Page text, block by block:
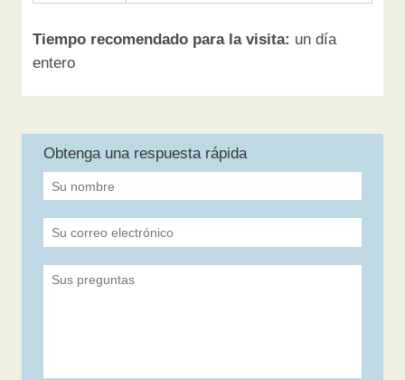
Tiempo recomendado para la visita: un día
entero
Obtenga una respuesta rápida